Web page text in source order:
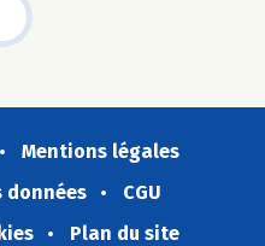
Mentions légales
données
CGU
Plan du site